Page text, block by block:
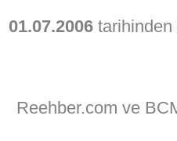
01.07.2006 tarihinden
Reehber.com ve